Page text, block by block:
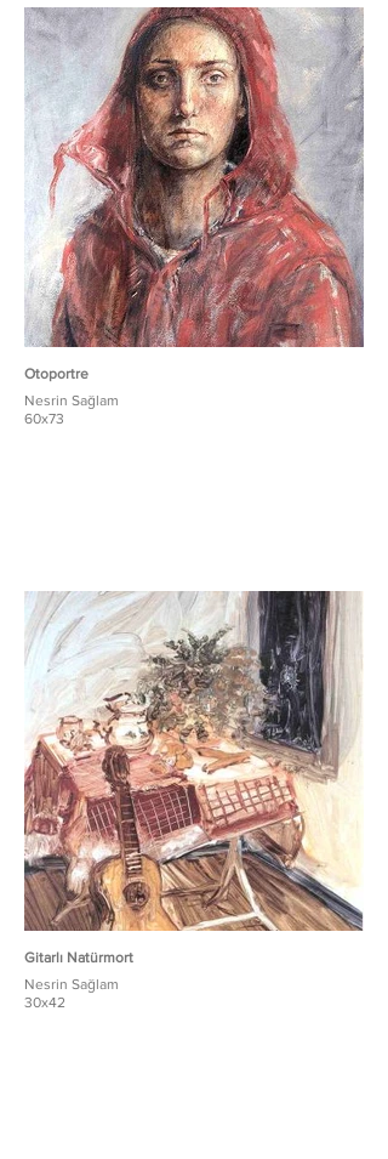
Otoportre
Nesrin Sağlam
60x73
Gitarlı Natürmort
Nesrin Sağlam
30x42